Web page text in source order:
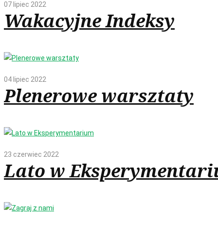
07 lipiec 2022
Wakacyjne Indeksy
04 lipiec 2022
Plenerowe warsztaty
23 czerwiec 2022
Lato w